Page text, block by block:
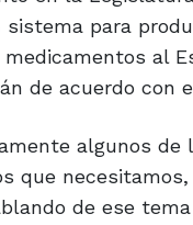
sistema para
al
de acuerdo con
algunos de
que necesitamos,
de ese